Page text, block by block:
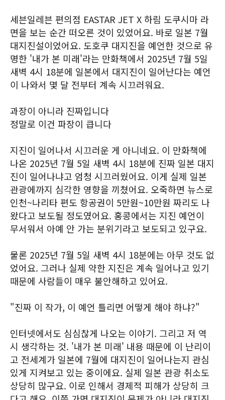
세븐일레븐 편의점 EASTAR JET X 하림 도쿠시마 라
면을 보는 순간 떠오른 것이 있었어요. 바로 일본 7월
대지진설이었어요. 도호쿠 대지진을 예언한 것으로 유
명한 '내가 본 미래'라는 만화책에서 2025년 7월 5일
새벽 4시 18분에 일본에서 대지진이 일어난다는 예언
이 나와서 몇 달 전부터 계속 시끄러워요.
과장이 아니라 진짜입니다
정말로 이건 파장이 큽니다
지진이 일어나서 시끄러운 게 아니네요. 이 만화책에
나온 2025년 7월 5일 새벽 4시 18분에 진짜 일본 대지
진이 일어나냐고 엄청 시끄러웠어요. 이게 실제 일본
관광에까지 심각한 영향을 끼쳤어요. 오죽하면 뉴스로
인천~나리타 편도 항공권이 5만원~10만원 짜리도 나
왔다고 보도될 정도였어요. 홍콩에서는 지진 예언이
무서워서 아예 안 가는 분위기라고 보도되고 있구요.
물론 2025년 7월 5일 새벽 4시 18분에는 아무 것도 없
었어요. 그러나 실제 약한 지진은 계속 일어나고 있기
때문에 사람들이 매우 불안해하고 있어요.
"진짜 이 작가, 이 예언 틀리면 어떻게 해야 하냐?"
인터넷에서도 심심찮게 나오는 이야기. 그리고 저 역
시 생각하는 것. '내가 본 미래' 내용 때문에 이 난리이
고 전세계가 일본에 7월에 대지진이 일어나는지 관심
있게 지켜보고 있는 중이에요. 실제 일본 관광 취소도
상당히 많구요. 이로 인해서 경제적 피해가 상당히 크